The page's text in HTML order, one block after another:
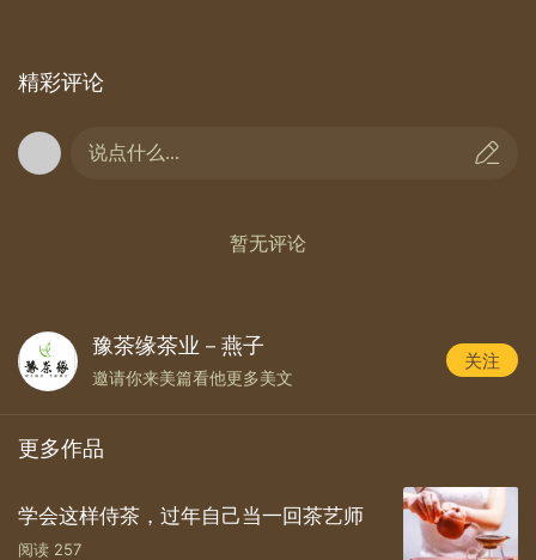
上，茶商首先会看干茶（主要观察干茶的条形大小形
状、干茶的颜色以及香气），条形越细小越好卖，条形
大了即便其他再好也是不好卖的。
精彩评论
说点什么...
暂无评论
豫茶缘茶业－燕子
邀请你来美篇看他更多美文
关注
更多作品
学会这样侍茶，过年自己当一回茶艺师
阅读 257